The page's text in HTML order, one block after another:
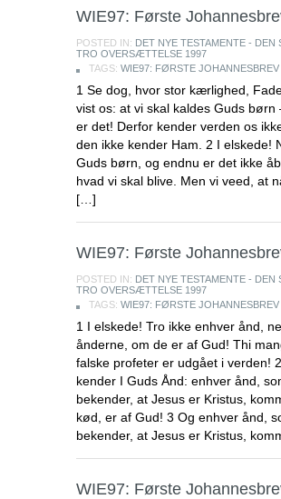
WIE97: Første
POSTED IN: DET NYE TESTAMENTE - DEN
TRO OVERSÆTTELSE 1997
TAGS: WIE97: FØRSTE JOHANNESBREV
1 Se dog, hvor stor kærlighed,
vist os: at vi skal kaldes Guds børn
er det! Derfor kender verden os
den ikke kender Ham. 2 I elskede!
Guds børn, og endnu er det ikke
hvad vi skal blive. Men vi veed, at
[…]
WIE97: Første
POSTED IN: DET NYE TESTAMENTE - DEN
TRO OVERSÆTTELSE 1997
TAGS: WIE97: FØRSTE JOHANNESBREV
1 I elskede! Tro ikke enhver ånd,
ånderne, om de er af Gud! Thi
falske profeter er udgået i verden!
kender I Guds Ånd: enhver ånd,
bekender, at Jesus er Kristus,
kød, er af Gud! 3 Og enhver ånd,
bekender, at Jesus er Kristus,
WIE97: Første